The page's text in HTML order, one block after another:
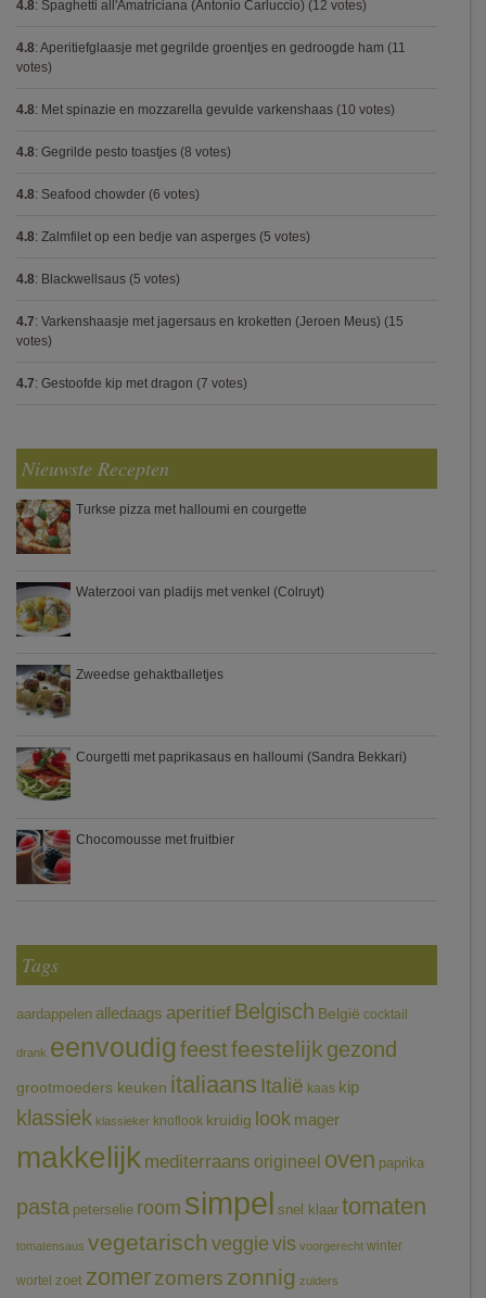
4.8: Spaghetti all'Amatriciana (Antonio Carluccio) (12 votes)
4.8: Aperitiefglaasje met gegrilde groentjes en gedroogde ham (11
votes)
4.8: Met spinazie en mozzarella gevulde varkenshaas (10 votes)
4.8: Gegrilde pesto toastjes (8 votes)
4.8: Seafood chowder (6 votes)
4.8: Zalmfilet op een bedje van asperges (5 votes)
4.8: Blackwellsaus (5 votes)
4.7: Varkenshaasje met jagersaus en kroketten (Jeroen Meus) (15
votes)
4.7: Gestoofde kip met dragon (7 votes)
Nieuwste Recepten
Turkse pizza met halloumi en courgette
Waterzooi van pladijs met venkel (Colruyt)
Zweedse gehaktballetjes
Courgetti met paprikasaus en halloumi (Sandra Bekkari)
Chocomousse met fruitbier
Tags
aardappelen alledaags aperitief Belgisch België cocktail
drank eenvoudigfeestfeestelijk gezond
grootmoeders keuken italiaans Italië kaas kip
klassiek klassieker knoflook kruidig look mager
makkelijk mediterraans origineel oven paprika
pasta peterselie room simpel snel klaar tomaten
tomatensaus vegetarischveggie vis voorgerecht winter
wortel zoet zomerzomers zonnig zuiders